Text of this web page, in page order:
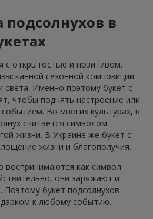
в
с открытостью и позитивом.
сезонной композиции
света. Именно поэтому букет с
чтобы поднять настроение или
Во многих культурах, в
считается символом
жизни. В Украине же букет с
жизни и благополучия.
воспринимаются как символ
они заряжают и
Поэтому букет подсолнухов
к любому событию.